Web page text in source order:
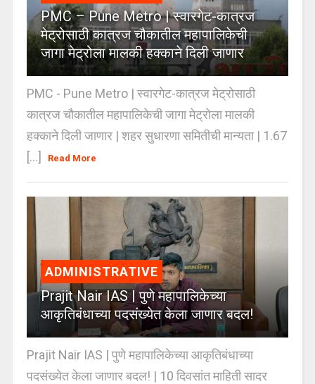
PMC – Pune Metro | स्वारगेट-कात्रज
मेट्रोसाठी कात्रज चौकातील महापालिकेची
जागा मेट्रोला मालकी हक्काने दिली जाणार
PMC - Pune Metro | स्वारगेट-कात्रज मेट्रोसाठी
कात्रज चौकातील महापालिकेची जागा मेट्रोला मालकी
हक्काने दिली जाणार | शहर सुधारणा समितीची मान्यता | 1.67
[...]
Read More
ADMINISTRATIVE
Prajit Nair IAS | पुणे महापालिकेच्या
आकृतिबंधाच्या पदसंख्येत केला जाणार बदल!
Prajit Nair IAS | पुणे महापालिकेच्या आकृतिबंधाच्या
पदसंख्येत केला जाणार बदल! | 10 दिवसांत माहिती सादर